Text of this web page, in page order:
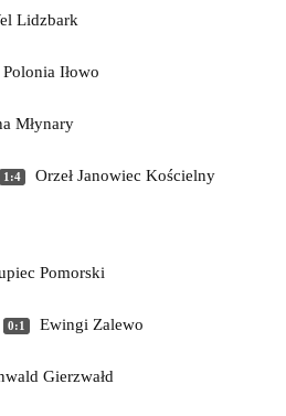
Lidzbark
Polonia Iłowo
Młynary
1:4 Orzeł Janowiec Kościelny
Pomorski
0:1 Ewingi Zalewo
Gierzwałd